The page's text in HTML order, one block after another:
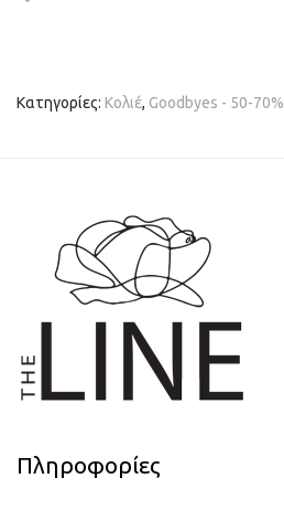
Κατηγορίες: Κολιέ, Gοοdbyes - 50-70%
Πληροφορίες